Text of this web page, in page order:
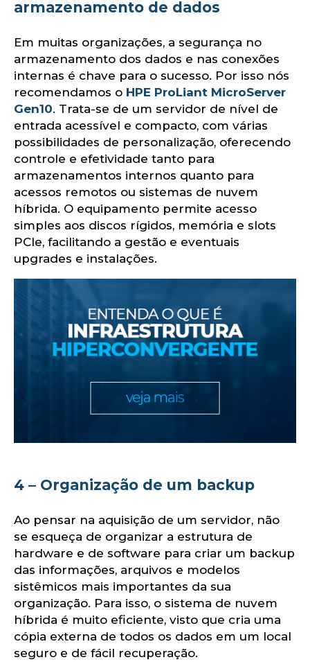
armazenamento de dados
Em muitas organizações, a segurança no
armazenamento dos dados e nas conexões
internas é chave para o sucesso. Por isso nós
recomendamos o HPE ProLiant MicroServer
Gen10. Trata-se de um servidor de nível de
entrada acessível e compacto, com várias
possibilidades de personalização, oferecendo
controle e efetividade tanto para
armazenamentos internos quanto para
acessos remotos ou sistemas de nuvem
híbrida. O equipamento permite acesso
simples aos discos rígidos, memória e slots
PCIe, facilitando a gestão e eventuais
upgrades e instalações.
4 – Organização de um backup
Ao pensar na aquisição de um servidor, não
se esqueça de organizar a estrutura de
hardware e de software para criar um backup
das informações, arquivos e modelos
sistêmicos mais importantes da sua
organização. Para isso, o sistema de nuvem
híbrida é muito eficiente, visto que cria uma
cópia externa de todos os dados em um local
seguro e de fácil recuperação.